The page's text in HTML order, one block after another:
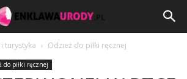
turystyka Odzież do piłki ręcznej
do piłki ręcznej